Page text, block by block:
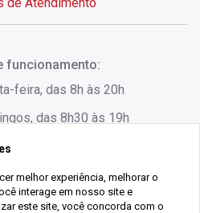
- Trindade, Florianópolis -
funcionamento:
feira, das 8h às 20h
das 8h30 às 19h
melhor experiência, melhorar o
interage em nosso site e
este site, você concorda com o